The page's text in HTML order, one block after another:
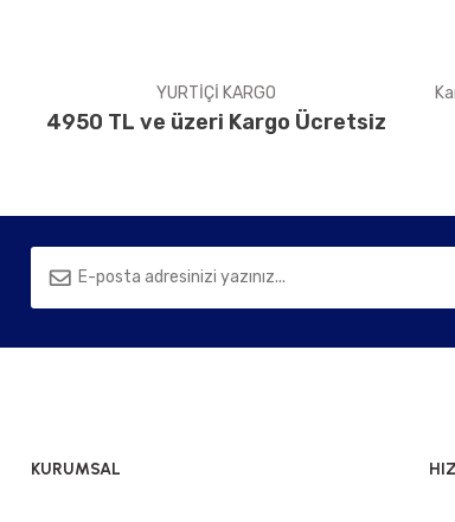
YURTİÇİ KARGO
4950 TL ve üzeri Kargo Ücretsiz
KURUMSAL